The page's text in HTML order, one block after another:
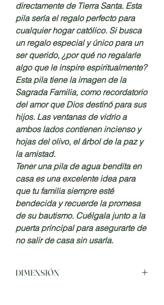
directamente de Tierra Santa. Esta
pila sería el regalo perfecto para
cualquier hogar católico. Si busca
un regalo especial y único para un
ser querido, ¿por qué no regalarle
algo que le inspire espiritualmente?
Esta pila tiene la imagen de la
Sagrada Familia, como recordatorio
del amor que Dios destinó para sus
hijos. Las ventanas de vidrio a
ambos lados contienen incienso y
hojas del olivo, el árbol de la paz y
la amistad.
Tener una pila de agua bendita en
casa es una excelente idea para
que tu familia siempre esté
bendecida y recuerde la promesa
de su bautismo. Cuélgala junto a la
puerta principal para asegurarte de
no salir de casa sin usarla.
DIMENSIÓN